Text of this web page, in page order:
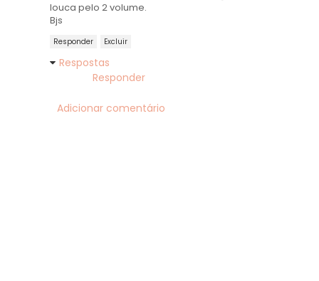
louca pelo 2 volume.
Bjs
Responder Excluir
Respostas
Responder
Adicionar comentário